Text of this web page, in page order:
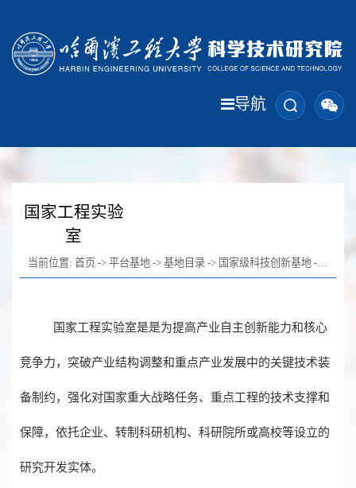
导航
国家工程实验
室
当前位置: 首页 -> 平台基地 -> 基地目录 -> 国家级科技创新基地 -> 国家
国家工程实验室是是为提高产业自主创新能力和核心
竞争力，突破产业结构调整和重点产业发展中的关键技术装
备制约，强化对国家重大战略任务、重点工程的技术支撑和
保障，依托企业、转制科研机构、科研院所或高校等设立的
研究开发实体。